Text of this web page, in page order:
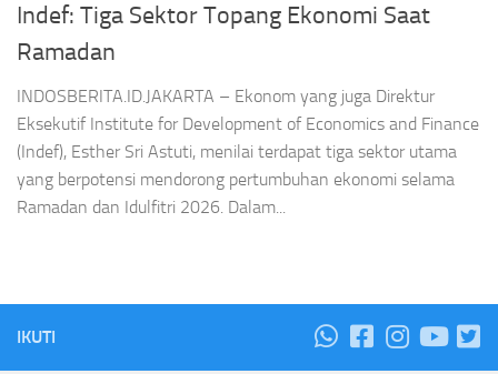
Indef: Tiga Sektor Topang Ekonomi Saat
Ramadan
INDOSBERITA.ID.JAKARTA – Ekonom yang juga Direktur
Eksekutif Institute for Development of Economics and Finance
(Indef), Esther Sri Astuti, menilai terdapat tiga sektor utama
yang berpotensi mendorong pertumbuhan ekonomi selama
Ramadan dan Idulfitri 2026. Dalam...
IKUTI